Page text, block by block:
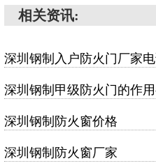
相关资讯:
深圳钢制入户防火门厂家
深圳钢制甲级防火门的作
深圳钢制防火窗价格
深圳钢制防火窗厂家